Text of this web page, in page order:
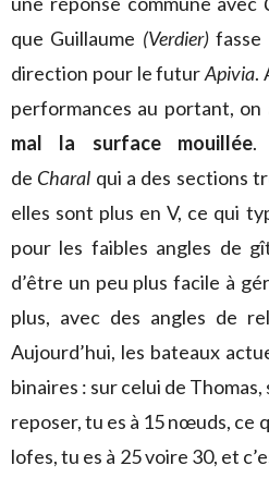
que Guillaume (Verdier)fasse
direction pour le futurApivia.
performances au portant, on
mal la surface mouillée.
de Charal qui a des sections
elles sont plus en V, ce qui
pour les faibles angles de
d’être un peu plus facile à
plus, avec des angles de
Aujourd’hui, les bateaux
binaires : sur celui de
reposer, tu es à 15 nœuds, ce
lofes, tu es à 25 voire 30, et